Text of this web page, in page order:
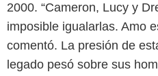
2000. “Cameron, Lucy y
imposible igualarlas. Amo
comentó. La presión de
legado pesó sobre sus